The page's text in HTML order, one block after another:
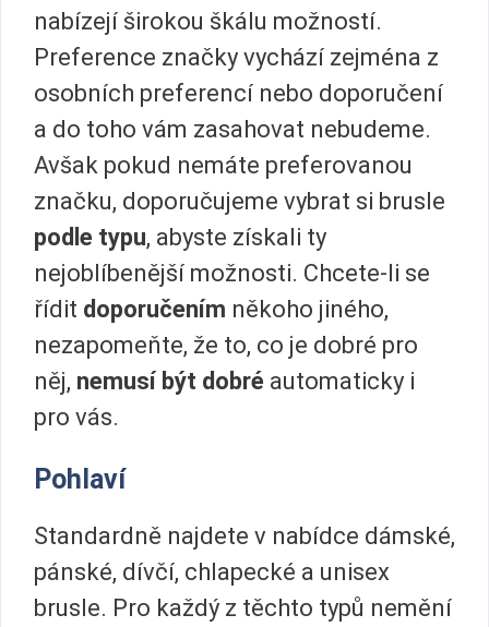
nabízejí širokou škálu možností.
Preference značky vychází zejména z
osobních preferencí nebo doporučení
a do toho vám zasahovat nebudeme.
Avšak pokud nemáte preferovanou
značku, doporučujeme vybrat si brusle
podle typu, abyste získali ty
nejoblíbenější možnosti. Chcete-li se
řídit doporučením někoho jiného,
nezapomeňte, že to, co je dobré pro
něj, nemusí být dobré automaticky i
pro vás.
Pohlaví
Standardně najdete v nabídce dámské,
pánské, dívčí, chlapecké a unisex
brusle. Pro každý z těchto typů nemění